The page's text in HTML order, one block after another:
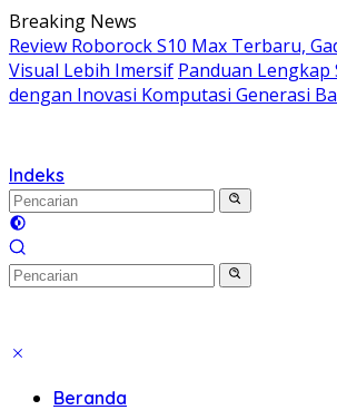
Langsung
ke
konten
Breaking News
Review Roborock S10 Max Terbaru,
Visual Lebih Imersif Panduan
dengan Inovasi Komputasi Generasi
Indeks
Beranda